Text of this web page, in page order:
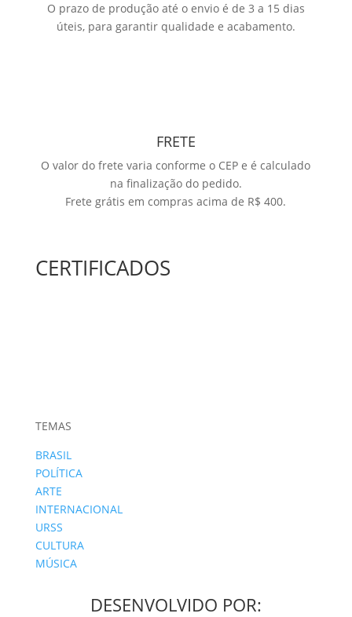
O prazo de produção até o envio é de 3 a 15 dias
úteis, para garantir qualidade e acabamento.
FRETE
O valor do frete varia conforme o CEP e é calculado
na finalização do pedido.
Frete grátis em compras acima de R$ 400.
CERTIFICADOS
TEMAS
BRASIL
POLÍTICA
ARTE
INTERNACIONAL
URSS
CULTURA
MÚSICA
DESENVOLVIDO POR: